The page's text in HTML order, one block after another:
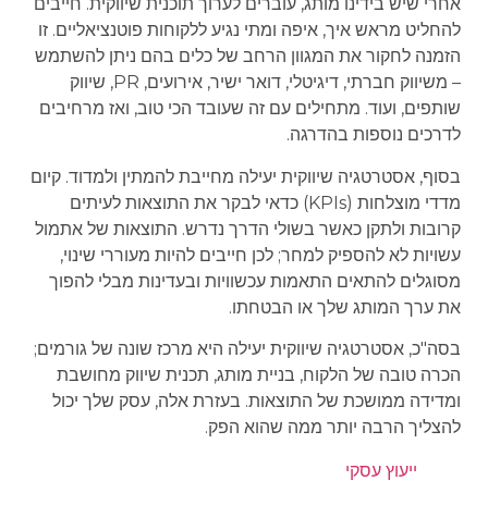
להחליט מראש איך, איפה ומתי נגיע ללקוחות פוטנציאליים. זו
הזמנה לחקור את המגוון הרחב של כלים בהם ניתן להשתמש
– משיווק חברתי, דיגיטלי, דואר ישיר, אירועים, PR, שיווק
שותפים, ועוד. מתחילים עם זה שעובד הכי טוב, ואז מרחיבים
לדרכים נוספות בהדרגה.
בסוף, אסטרטגיה שיווקית יעילה מחייבת להמתין ולמדוד. קיום
מדדי מוצלחות (KPIs) כדאי לבקר את התוצאות לעיתים
קרובות ולתקן כאשר בשולי הדרך נדרש. התוצאות של אתמול
עשויות לא להספיק למחר; לכן חייבים להיות מעוררי שינוי,
מסוגלים להתאים התאמות עכשוויות ובעדינות מבלי להפוך
את ערך המותג שלך או הבטחתו.
בסה"כ, אסטרטגיה שיווקית יעילה היא מרכז שונה של גורמים;
הכרה טובה של הלקוח, בניית מותג, תכנית שיווק מחושבת
ומדידה ממושכת של התוצאות. בעזרת אלה, עסק שלך יכול
להצליך הרבה יותר ממה שהוא הפק.
ייעוץ עסקי